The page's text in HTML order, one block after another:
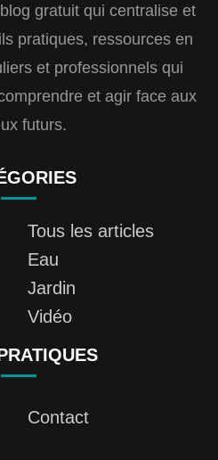
gratuit qui centralise et
pratiques, ressources en
et professionnels qui
et agir face aux
futurs.
Tous les articles
Eau
Jardin
Vidéo
Contact